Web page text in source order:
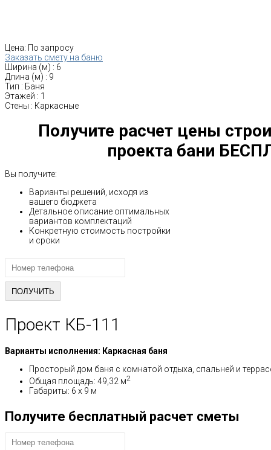
Цена: По запросу
Заказать смету на баню
Ширина (м) : 6
Длина (м) : 9
Тип : Баня
Этажей : 1
Стены : Каркасные
Получите расчет цены
проекта бани
Вы получите:
Варианты решений, исходя из
вашего бюджета
Детальное описание оптимальных
вариантов комплектаций
Конкретную стоимость постройки
и сроки
Проект КБ-111
Варианты исполнения: Каркасная баня
Просторый дом баня с комнатой отдыха, спальней и
Общая площадь: 49,32 м2
Габариты: 6 x 9 м
Получите бесплатный расчет сметы